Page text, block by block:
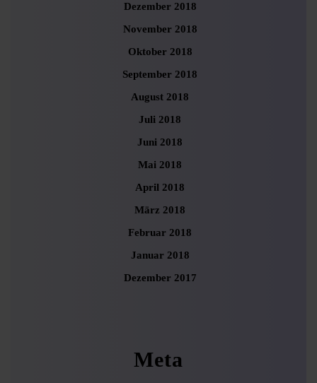
Dezember 2018
November 2018
Oktober 2018
September 2018
August 2018
Juli 2018
Juni 2018
Mai 2018
April 2018
März 2018
Februar 2018
Januar 2018
Dezember 2017
Meta